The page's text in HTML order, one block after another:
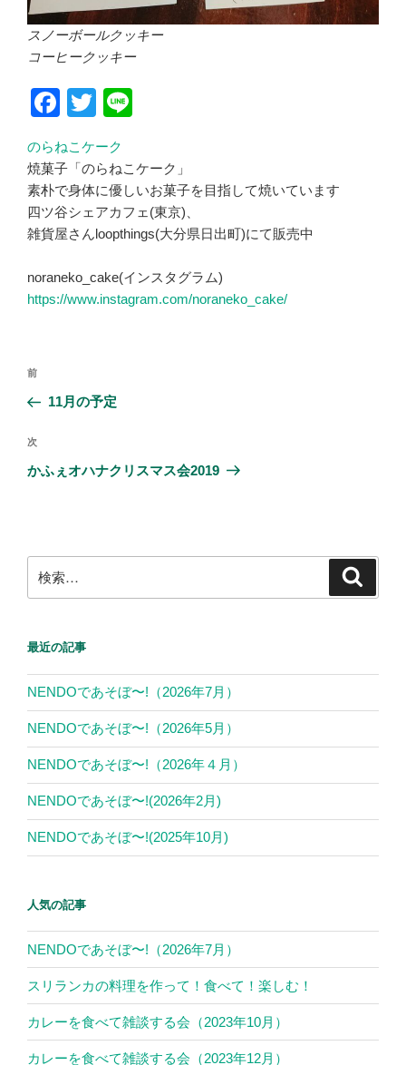
スノーボールクッキー
コーヒークッキー
F
c
e
b
o
o
k
T
tt
er
e
のらねこケーク
焼菓子「のらねこケーク」
素朴で身体に優しいお菓子を目指して焼いています
四ツ谷シェアカフェ(東京)、
雑貨屋さんloopthings(大分県日出町)にて販売中
noraneko_cake(インスタグラム)
https://www.instagram.com/noraneko_cake/
投
ナ
ビ
ゲ
ン
前
の
稿
前
11月の予定
次
の
次
かふぇオハナクリスマス会2019
索:
最近の記事
NENDOであそぼ〜!（2026年7月）
NENDOであそぼ〜!（2026年5月）
NENDOであそぼ〜!（2026年４月）
NENDOであそぼ〜!(2026年2月)
NENDOであそぼ〜!(2025年10月)
人気の記事
NENDOであそぼ〜!（2026年7月）
スリランカの料理を作って！食べて！楽しむ！
カレーを食べて雑談する会（2023年10月）
カレーを食べて雑談する会（2023年12月）